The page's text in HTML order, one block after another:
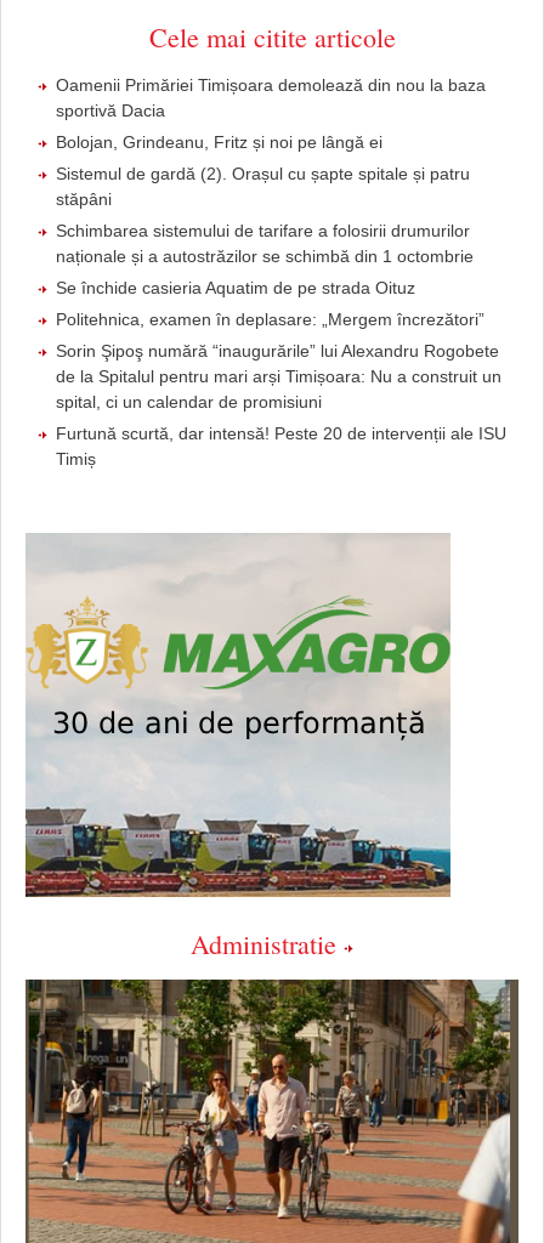
Cele mai citite articole
Oamenii Primăriei Timișoara demolează din nou la baza
sportivă Dacia
Bolojan, Grindeanu, Fritz și noi pe lângă ei
Sistemul de gardă (2). Orașul cu șapte spitale și patru
stăpâni
Schimbarea sistemului de tarifare a folosirii drumurilor
naționale și a autostrăzilor se schimbă din 1 octombrie
Se închide casieria Aquatim de pe strada Oituz
Politehnica, examen în deplasare: „Mergem încrezători”
Sorin Şipoş numără “inaugurările” lui Alexandru Rogobete
de la Spitalul pentru mari arși Timișoara: Nu a construit un
spital, ci un calendar de promisiuni
Furtună scurtă, dar intensă! Peste 20 de intervenții ale ISU
Timiș
Administratie